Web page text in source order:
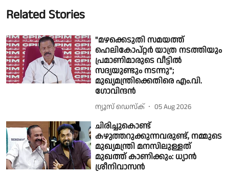
Related Stories
"മഴക്കെടുതി സമയത്ത്
ഹെലികോപ്റ്റർ യാത്ര നടത്തിയും
പ്രമാണിമാരുടെ വീട്ടിൽ
സദ്യയുണ്ടും നടന്നു";
മുഖ്യമന്ത്രിക്കെതിരെ എം.വി.
ഗോവിന്ദൻ
ന്യൂസ് ഡെസ്ക് 05 Aug 2026
ചിരിച്ചുകൊണ്ട്
കഴുത്തറുക്കുന്നവരുണ്ട്, നമ്മുടെ
മുഖ്യമന്ത്രി മനസിലുള്ളത്
മുഖത്ത് കാണിക്കും: ധ്യാൻ
ശ്രീനിവാസൻ